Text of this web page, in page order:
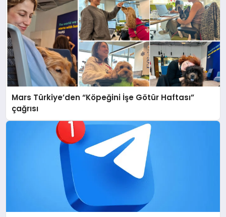
Mars Türkiye’den “Köpeğini İşe Götür Haftası”
çağrısı